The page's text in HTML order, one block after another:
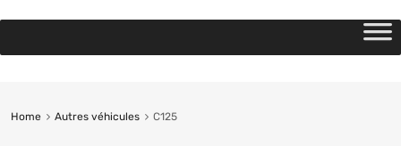
Home Autres véhicules C125